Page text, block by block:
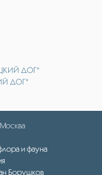
ДОГ"
ДОГ"
и фауна
Борушков